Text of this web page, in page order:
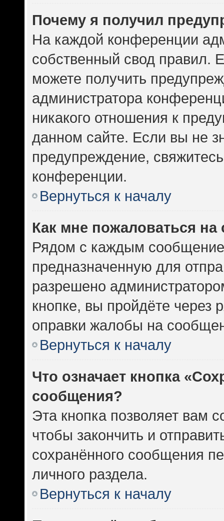
Почему я получил
На каждой конференции
собственный свод правил.
можете получить
администратора
никакого отношения к
данном сайте. Если вы не
предупреждение,
конференции.
Вернуться к началу
Как мне пожаловаться
Рядом с каждым
предназначенную для
разрешено
кнопке, вы пройдёте
оправки жалобы на
Вернуться к началу
Что означает кнопка
сообщения?
Эта кнопка позволяет вам
чтобы закончить и
сохранённого сообщения
личного раздела.
Вернуться к началу